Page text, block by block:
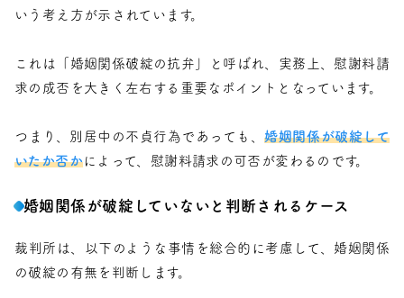
いう考え方が示されています。
これは「婚姻関係破綻の抗弁」と呼ばれ、実務上、慰謝料請
求の成否を大きく左右する重要なポイントとなっています。
つまり、別居中の不貞行為であっても、婚姻関係が破綻して
いたか否かによって、慰謝料請求の可否が変わるのです。
婚姻関係が破綻していないと判断されるケース
裁判所は、以下のような事情を総合的に考慮して、婚姻関係
の破綻の有無を判断します。